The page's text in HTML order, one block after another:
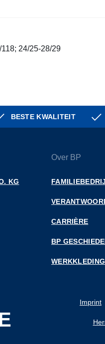
24/25-28/29
BESTE KWALITEIT
KG
Over BP
CARRIÈRE
BP
WERKKLEDING
Imprint